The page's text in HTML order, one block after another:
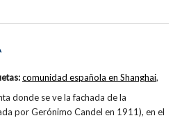
donde se ve la fachada de la
por Gerónimo Candel en 1911), en el
comunidad española en Shanghai,